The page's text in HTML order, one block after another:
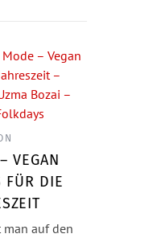
VEGAN
FÜR DIE
man auf den